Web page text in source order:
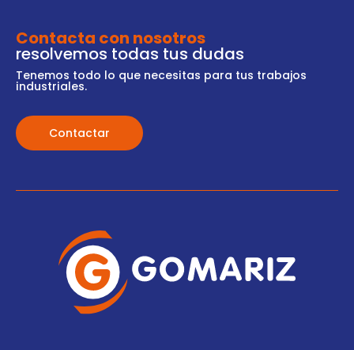
Contacta con nosotros
resolvemos todas tus dudas
Tenemos todo lo que necesitas para tus trabajos
industriales.
Contactar